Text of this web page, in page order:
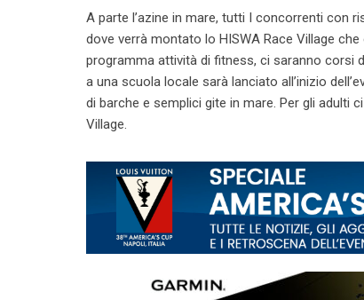
A parte l’azine in mare, tutti I concorrenti con
dove verrà montato lo HISWA Race Village
programma attività di fitness, ci saranno corsi
a una scuola locale sarà lanciato all’inizio
di barche e semplici gite in mare. Per gli adulti
Village.